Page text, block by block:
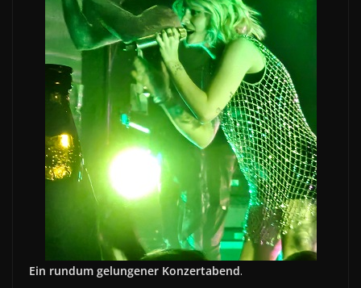
Ein rundum gelungener Konzertabend.